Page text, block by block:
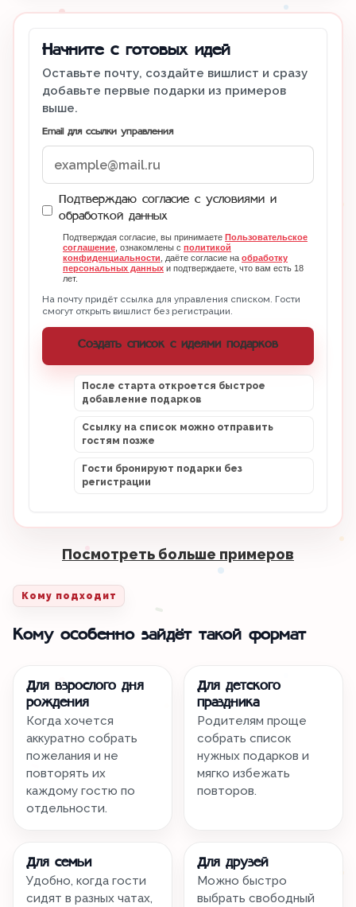
Начните с готовых идей
Оставьте почту, создайте вишлист и сразу
добавьте первые подарки из примеров
выше.
Email для ссылки управления
Подтверждаю согласие с условиями и
обработкой данных
Подтверждая согласие, вы принимаете Пользовательское
соглашение, ознакомлены с политикой
конфиденциальности, даёте согласие на обработку
персональных данных и подтверждаете, что вам есть 18
лет.
На почту придёт ссылка для управления списком. Гости
смогут открыть вишлист без регистрации.
Создать список с идеями подарков
После старта откроется быстрое
добавление подарков
Ссылку на список можно отправить
гостям позже
Гости бронируют подарки без
регистрации
Посмотреть больше примеров
Кому подходит
Кому особенно зайдёт такой формат
Для взрослого дня
рождения
Когда хочется
аккуратно собрать
пожелания и не
повторять их
каждому гостю по
отдельности.
Для детского
праздника
Родителям проще
собрать список
нужных подарков и
мягко избежать
повторов.
Для семьи
Удобно, когда гости
сидят в разных чатах,
Для друзей
Можно быстро
выбрать свободный